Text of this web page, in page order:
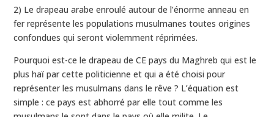
2) Le drapeau arabe enroulé autour de l’énorme anneau en
fer représente les populations musulmanes toutes origines
confondues qui seront violemment réprimées.
Pourquoi est-ce le drapeau de CE pays du Maghreb qui est le
plus haï par cette politicienne et qui a été choisi pour
représenter les musulmans dans le rêve ? L’équation est
simple : ce pays est abhorré par elle tout comme les